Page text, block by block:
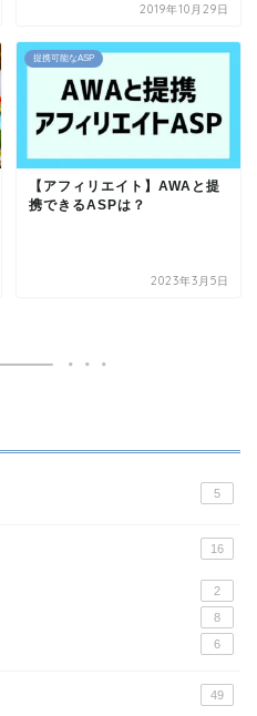
2019年10月29日
提携可能なASP
【アフィリエイト】AWAと提
携できるASPは？
2023年3月5日
5
16
2
8
6
49